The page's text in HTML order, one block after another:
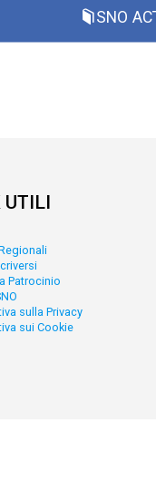
SNO
UTILI
Patrocinio
sulla Privacy
sui Cookie